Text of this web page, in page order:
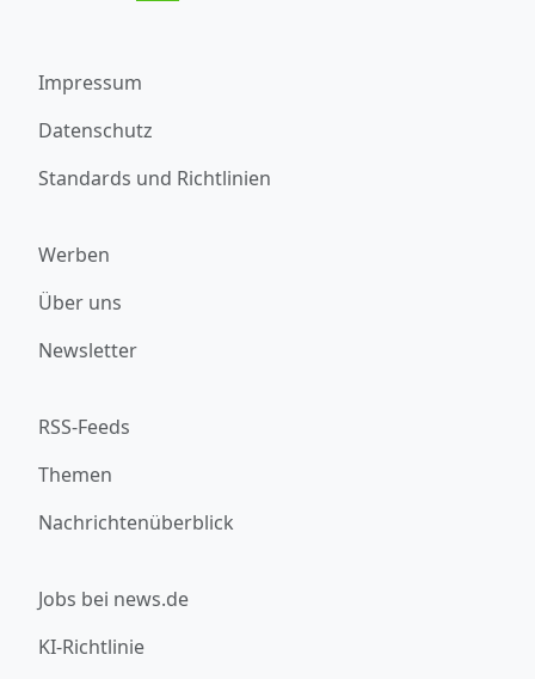
Impressum
Datenschutz
Standards und Richtlinien
Werben
Über uns
Newsletter
RSS-Feeds
Themen
Nachrichtenüberblick
Jobs bei news.de
KI-Richtlinie